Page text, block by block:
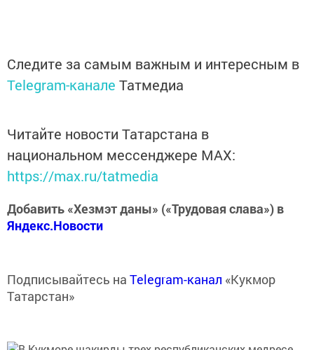
Следите за самым важным и интересным в
Telegram-канале Татмедиа
Читайте новости Татарстана в
национальном мессенджере MАХ:
https://max.ru/tatmedia
Добавить «Хезмэт даны» («Трудовая слава») в
Яндекс.Новости
Подписывайтесь на Telegram-канал «Кукмор
Татарстан»